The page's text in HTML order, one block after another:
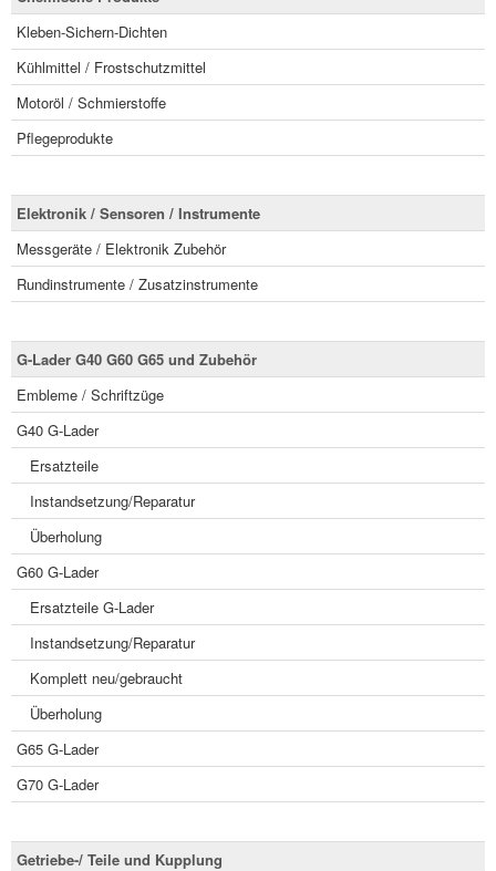
Kleben-Sichern-Dichten
Kühlmittel / Frostschutzmittel
Motoröl / Schmierstoffe
Pflegeprodukte
Elektronik / Sensoren / Instrumente
Messgeräte / Elektronik Zubehör
Rundinstrumente / Zusatzinstrumente
G-Lader G40 G60 G65 und Zubehör
Embleme / Schriftzüge
G40 G-Lader
Ersatzteile
Instandsetzung/Reparatur
Überholung
G60 G-Lader
Ersatzteile G-Lader
Instandsetzung/Reparatur
Komplett neu/gebraucht
Überholung
G65 G-Lader
G70 G-Lader
Getriebe-/ Teile und Kupplung